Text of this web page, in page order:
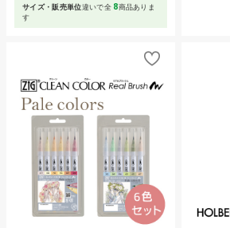
サイズ・販売単位違いで全 8商品ありま
す